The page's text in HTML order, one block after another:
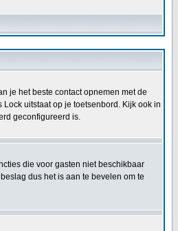
je het beste contact opnemen met de
uitstaat op je toetsenbord. Kijk ook in
geconfigureerd is.
die voor gasten niet beschikbaar
dus het is aan te bevelen om te